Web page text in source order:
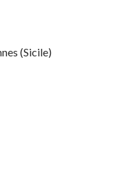
(Sicile)